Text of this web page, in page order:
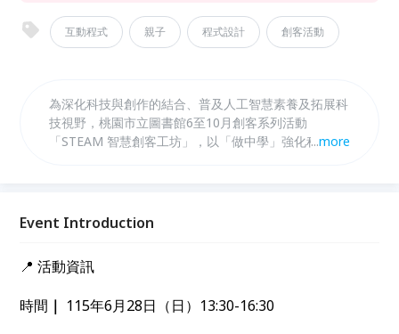
互動程式 親子 程式設計 創客活動
為深化科技與創作的結合、普及人工智慧素養及拓展科
技視野，桃園市立圖書館6至10月創客系列活動
「STEAM 智慧創客工坊」，以「做中學」強化程式邏
連接、光線感應器與聲音感應器應用；互動式遊戲程式
...more
Event Introduction
📍 活動資訊
時間 ｜ 115年6月28日（日）13:30-16:30